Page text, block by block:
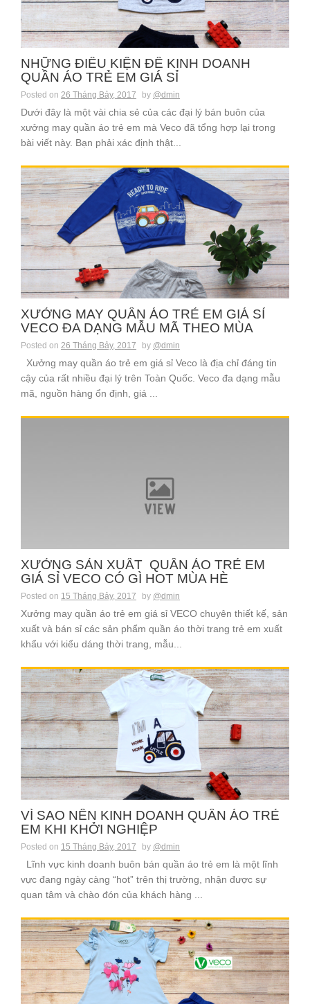
NHỮNG ĐIỀU KIỆN ĐỂ KINH DOANH
QUẦN ÁO TRẺ EM GIÁ SỈ
Posted on 26 Tháng Bảy, 2017 by @dmin
Dưới đây là một vài chia sẻ của các đại lý bán buôn của
xưởng may quần áo trẻ em mà Veco đã tổng hợp lại trong
bài viết này. Bạn phải xác định thật...
XƯỞNG MAY QUẦN ÁO TRẺ EM GIÁ SỈ
VECO ĐA DẠNG MẪU MÃ THEO MÙA
Posted on 26 Tháng Bảy, 2017 by @dmin
Xưởng may quần áo trẻ em giá sỉ Veco là địa chỉ đáng tin
cậy của rất nhiều đại lý trên Toàn Quốc. Veco đa dạng mẫu
mã, nguồn hàng ổn định, giá ...
XƯỞNG SẢN XUẤT QUẦN ÁO TRẺ EM
GIÁ SỈ VECO CÓ GÌ HOT MÙA HÈ
Posted on 15 Tháng Bảy, 2017 by @dmin
Xưởng may quần áo trẻ em giá sỉ VECO chuyên thiết kế, sản
xuất và bán sỉ các sản phẩm quần áo thời trang trẻ em xuất
khẩu với kiểu dáng thời trang, mẫu...
VÌ SAO NÊN KINH DOANH QUẦN ÁO TRẺ
EM KHI KHỞI NGHIỆP
Posted on 15 Tháng Bảy, 2017 by @dmin
Lĩnh vực kinh doanh buôn bán quần áo trẻ em là một lĩnh
vực đang ngày càng “hot” trên thị trường, nhận được sự
quan tâm và chào đón của khách hàng ...